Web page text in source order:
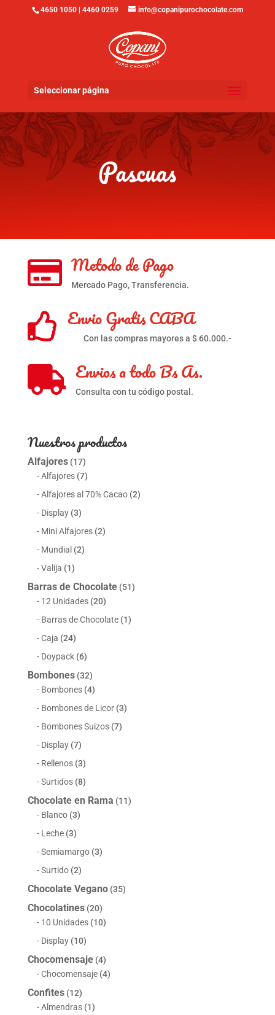
4650 1050 | 4460 0259 info@copanipurochocolate.com
Seleccionar página
Pascuas
 Metodo de Pago
Mercado Pago, Transferencia.
 Envio Gratis CABA
Con las compras mayores a $ 60.000.-
 Envios a todo Bs As.
Consulta con tu código postal.
Nuestros productos
Alfajores (17)
Alfajores (7)
Alfajores al 70% Cacao (2)
Display (3)
Mini Alfajores (2)
Mundial (2)
Valija (1)
Barras de Chocolate (51)
12 Unidades (20)
Barras de Chocolate (1)
Caja (24)
Doypack (6)
Bombones (32)
Bombones (4)
Bombones de Licor (3)
Bombones Suizos (7)
Display (7)
Rellenos (3)
Surtidos (8)
Chocolate en Rama (11)
Blanco (3)
Leche (3)
Semiamargo (3)
Surtido (2)
Chocolate Vegano (35)
Chocolatines (20)
10 Unidades (10)
Display (10)
Chocomensaje (4)
Chocomensaje (4)
Confites (12)
Almendras (1)